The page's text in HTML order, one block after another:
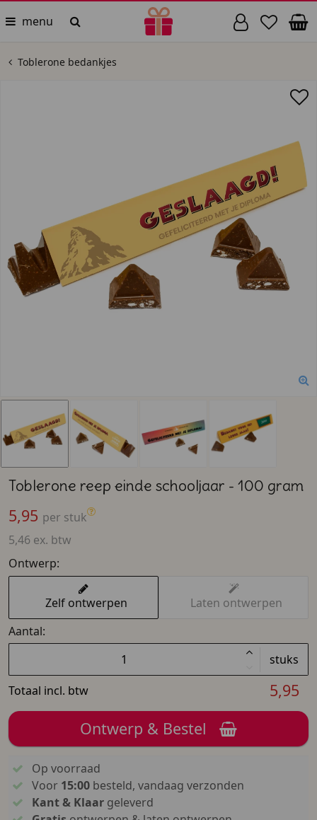
menu
Toblerone bedankjes
Toblerone reep einde schooljaar - 100 gram
5,95 per stuk
5,46 ex. btw
Ontwerp:
Zelf ontwerpen
Laten ontwerpen
Aantal:
stuks
Totaal incl. btw
5,95
Ontwerp & Bestel
Op voorraad
Voor 15:00besteld, vandaag verzonden
Kant & Klaargeleverd